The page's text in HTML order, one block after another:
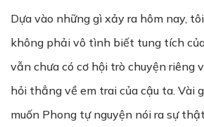
Dựa vào những gì xảy ra hôm nay,
không phải vô tình biết tung tích
vẫn chưa có cơ hội trò chuyện riêng
hỏi thẳng về em trai của cậu ta. Vài
muốn Phong tự nguyện nói ra sự